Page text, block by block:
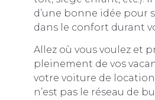
d’une bonne idée pour
dans le confort durant
Allez où vous voulez et
pleinement de vos
votre voiture de
n’est pas le réseau de